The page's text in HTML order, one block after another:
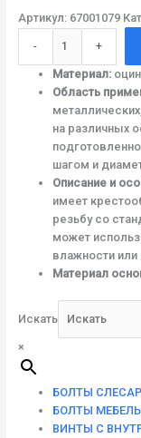
Артикул: 67001079
- +
Материал:
Область
на различных
шагом и
Описание и
имеет
резьбу со
может
влажности
Материал
Искать
×
БОЛТЫ
БОЛТЫ
ВИНТЫ С